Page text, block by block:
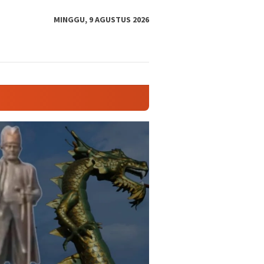
MINGGU, 9 AGUSTUS 2026